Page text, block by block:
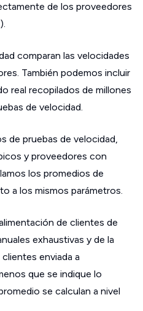
de los proveedores
comparan las velocidades
También podemos incluir
real recopilados de millones
de velocidad.
de pruebas de velocidad,
y proveedores con
los promedios de
a los mismos parámetros.
de clientes de
exhaustivas y de la
enviada a
que se indique lo
se calculan a nivel